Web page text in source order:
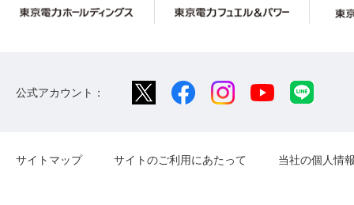
公式アカウント：
サイトマップ サイトのご利用にあたって 当社の個人情